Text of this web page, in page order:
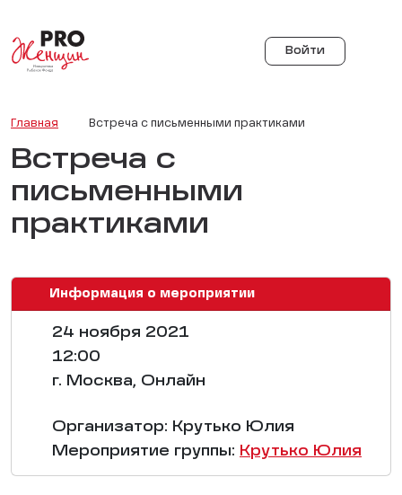
Войти
Главная Встреча с письменными практиками
Встреча с
письменными
практиками
Информация о мероприятии
24 ноября 2021
12:00
г. Москва, Онлайн
Организатор: Крутько Юлия
Мероприятие группы: Крутько Юлия